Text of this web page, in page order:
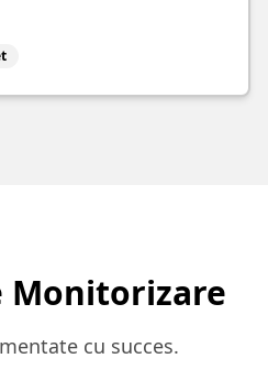
Monitorizare
cu succes.